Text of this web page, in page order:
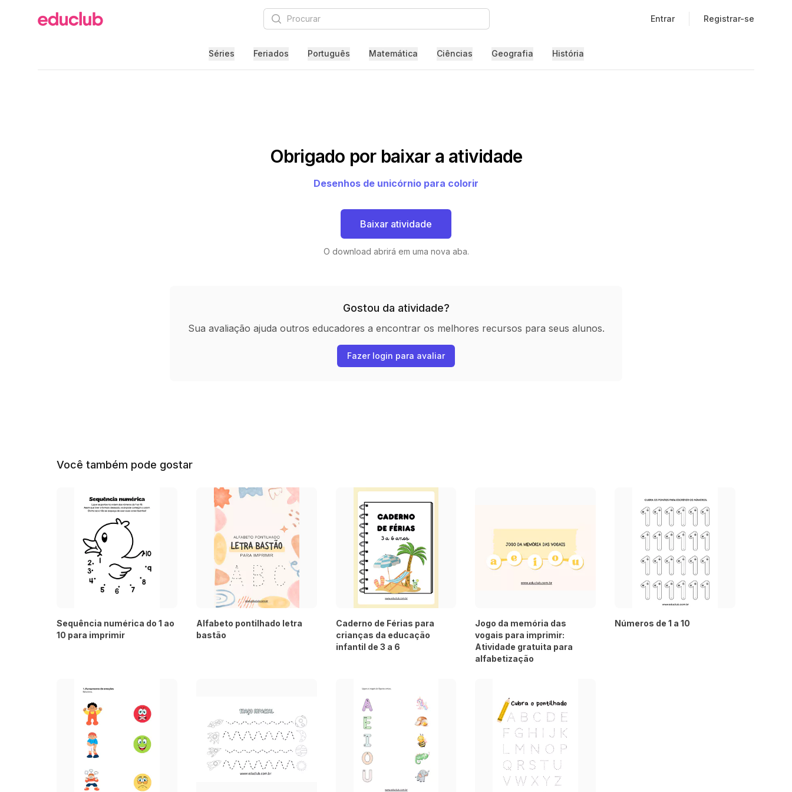
Educlub Procurar Entrar Registrar-se
Séries Feriados Português Matemática Ciências Geografia História
Obrigado por baixar a atividade
Desenhos de unicórnio para colorir
Baixar atividade
O download abrirá em uma nova aba.
Gostou da atividade?
Sua avaliação ajuda outros educadores a encontrar os melhores recursos para seus alunos.
Fazer login para avaliar
Você também pode gostar
Sequência numérica do 1 ao
10 para imprimir
Alfabeto pontilhado letra
bastão
Caderno de Férias para
crianças da educação
infantil de 3 a 6
Jogo da memória das
vogais para imprimir:
Atividade gratuita para
alfabetização
Números de 1 a 10